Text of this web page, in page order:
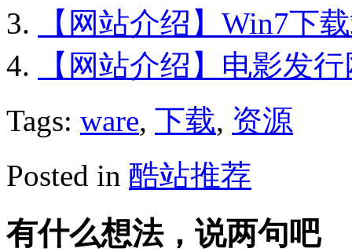
【网站介绍】Win7下
【网站介绍】电影发
Tags: ware, 下载, 资源
Posted in 酷站推荐
有什么想法，说两句吧